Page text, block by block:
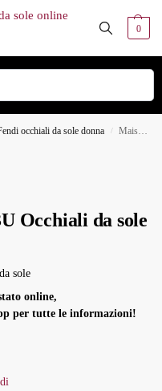
0
occhiali da sole donna / Maison Fendi FE40163U Occhiali da sole
Occhiali da sole
sole
online,
per tutte le informazioni!